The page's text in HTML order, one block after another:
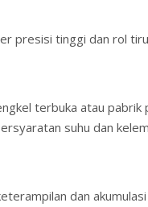
presisi tinggi dan rol
terbuka atau pabrik
suhu dan
dan